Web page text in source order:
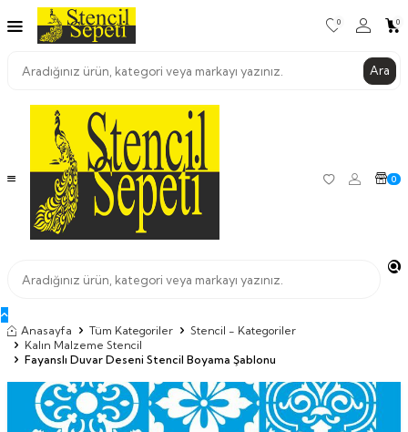
Ara
0 0
0
Anasayfa Tüm Kategoriler
Stencil - Kategoriler
Kalın Malzeme Stencil
Fayanslı Duvar Deseni Stencil Boyama Şablonu